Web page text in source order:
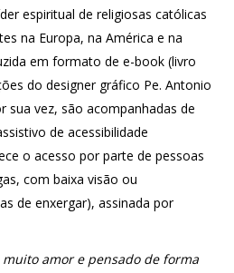
espiritual de religiosas católicas
na Europa, na América e na
em formato de e-book (livro
do designer gráfico Pe. Antonio
sua vez, são acompanhadas de
de acessibilidade
o acesso por parte de pessoas
com baixa visão ou
de enxergar), assinada por
muito amor e pensado de forma